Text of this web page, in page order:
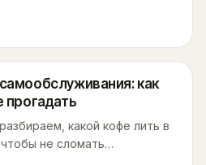
партнёра.
как
прогадать
какой кофе лить в
не сломать